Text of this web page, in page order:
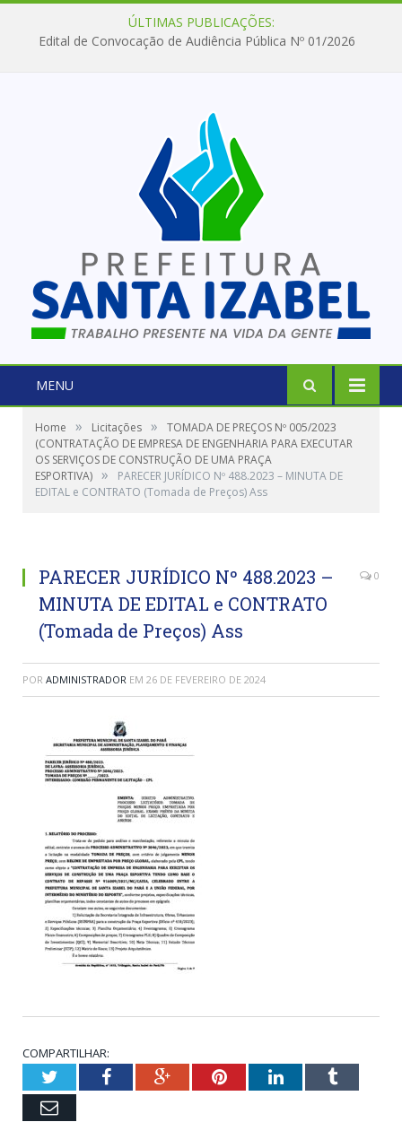
ÚLTIMAS PUBLICAÇÕES:
Edital de Convocação de Audiência Pública Nº 01/2026
MENU
Home » Licitações »
TOMADA DE PREÇOS Nº 005/2023
(CONTRATAÇÃO DE EMPRESA DE ENGENHARIA PARA EXECUTAR
OS SERVIÇOS DE CONSTRUÇÃO DE UMA PRAÇA
ESPORTIVA) »
PARECER JURÍDICO Nº 488.2023 – MINUTA DE
EDITAL e CONTRATO (Tomada de Preços) Ass
PARECER JURÍDICO Nº 488.2023 –
MINUTA DE EDITAL e CONTRATO
(Tomada de Preços) Ass
0
POR ADMINISTRADOR EM 26 DE FEVEREIRO DE 2024
COMPARTILHAR:
TwitterFacebookGoogle+PinterestLinkedInTumblr
Email